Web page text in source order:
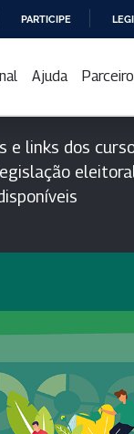
PARTICIPE
Ajuda
e links dos